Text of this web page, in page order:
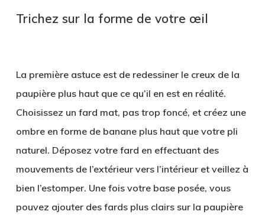
Trichez sur la forme de votre œil
La première astuce est de redessiner le creux de la
paupière plus haut que ce qu’il en est en réalité.
Choisissez un fard mat, pas trop foncé, et créez une
ombre en forme de bananeplus haut que votre pli
naturel. Déposez votre fard en effectuant des
mouvements de l’extérieur vers l’intérieur et veillez à
bien l’estomper. Une fois votre base posée, vous
pouvez ajouter des fards plus clairs sur la paupière